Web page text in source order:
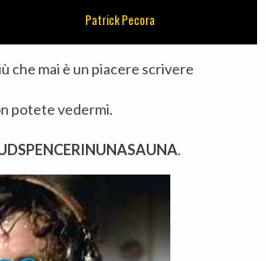
Patrick Pecora
che mai è un piacere scrivere
potete vedermi.
.